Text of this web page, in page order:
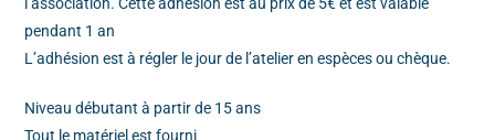
pendant 1 an
L’adhésion est à régler le jour de l’atelier en espèces ou chèque.
Niveau débutant à partir de 15 ans
Tout le matériel est fourni